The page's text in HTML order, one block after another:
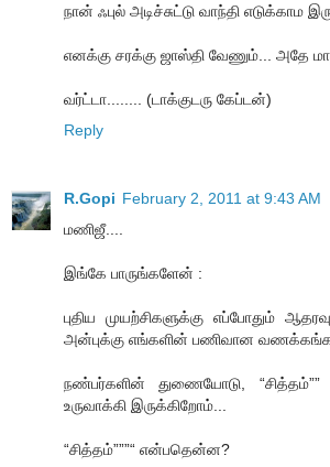
நான் ஃபுல் அடிச்சுட்டு வாந்தி எடுக்காம
எனக்கு சரக்கு ஜாஸ்தி வேணும்... அதே
வர்ட்டா........ (டாக்குடரு கேப்டன்)
Reply
R.Gopi February 2, 2011 at 9:43 AM
மணிஜீ....
இங்கே பாருங்களேன் :
புதிய முயற்சிகளுக்கு எப்போதும்
அன்புக்கு எங்களின் பணிவான
நண்பர்களின் துணையோடு, “சித்தம்””
உருவாக்கி இருக்கிறோம்...
“சித்தம்”””“ என்பதென்ன?